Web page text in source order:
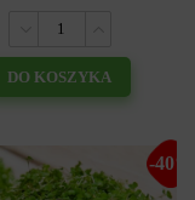
DO KOSZYKA
-40%